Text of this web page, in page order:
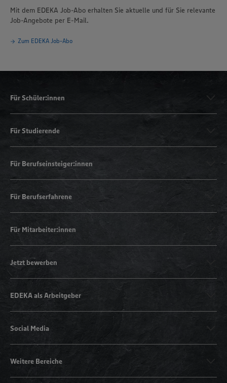
Mit dem EDEKA Job-Abo erhalten Sie aktuelle und für Sie relevante
Job-Angebote per E-Mail.
Zum EDEKA Job-Abo
Für Schüler:innen
Für Studierende
Für Berufseinsteiger:innen
Für Berufserfahrene
Für Mitarbeiter:innen
Jetzt bewerben
EDEKA als Arbeitgeber
Social Media
Weitere Bereiche